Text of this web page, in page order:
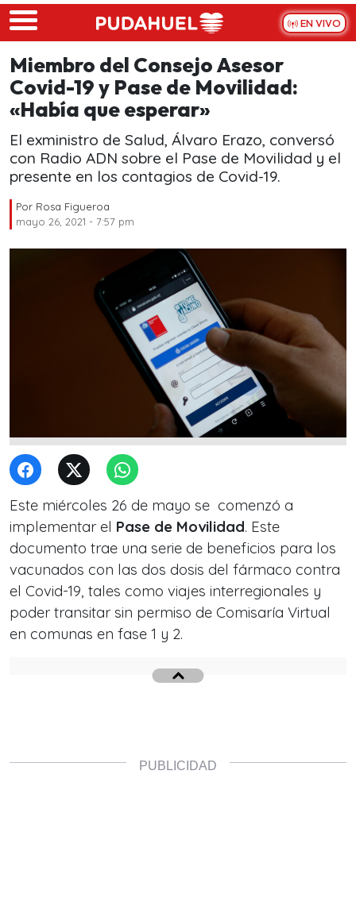
Skip to main content
EN VIVO
Miembro del Consejo Asesor
Covid-19 y Pase de Movilidad:
«Había que esperar»
El exministro de Salud, Álvaro Erazo, conversó
con Radio ADN sobre el Pase de Movilidad y el
presente en los contagios de Covid-19.
Por Rosa Figueroa
mayo 26, 2021 - 7:57 pm
Este miércoles 26 de mayo se comenzó a
implementar el Pase de Movilidad. Este
documento trae una serie de beneficios para los
vacunados con las dos dosis del fármaco contra
el Covid-19, tales como viajes interregionales y
poder transitar sin permiso de Comisaría Virtual
en comunas en fase 1 y 2.